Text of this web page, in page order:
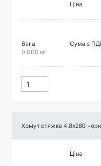
Ціна
Вага
0.000 кг
Сума з
Хомут стяжка 4.8х280
Ціна